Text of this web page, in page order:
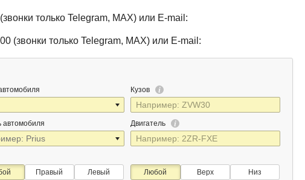
только Telegram, MAX) или E-mail:
(звонки только Telegram, MAX) или E-mail:
автомобиля
Кузов
Двигатель
Правый Левый Любой Верх Низ